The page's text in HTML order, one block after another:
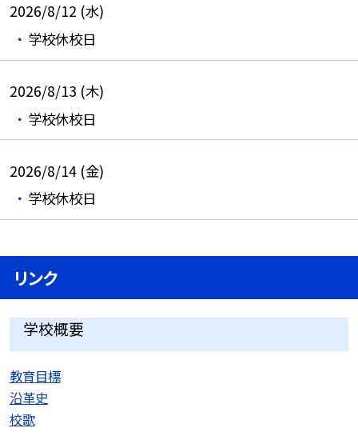
2026/8/12 (水)
学校休校日
2026/8/13 (木)
学校休校日
2026/8/14 (金)
学校休校日
リンク
学校概要
教育目標
沿革史
校歌